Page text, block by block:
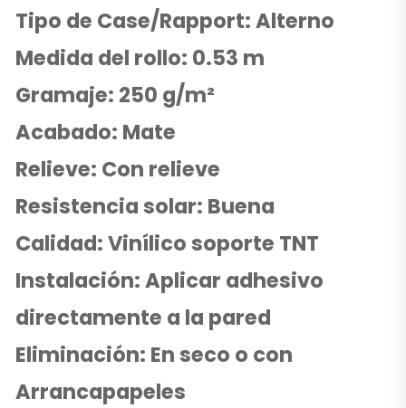
Tipo de Case/Rapport: Alterno
Medida del rollo: 0.53 m
Gramaje: 250 g/m²
Acabado: Mate
Relieve: Con relieve
Resistencia solar: Buena
Calidad: Vinílico soporte TNT
Instalación: Aplicar adhesivo
directamente a la pared
Eliminación: En seco o con
Arrancapapeles